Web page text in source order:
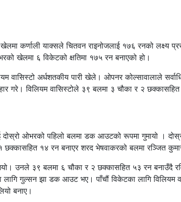
खेलमा कर्णाली याक्सले चितवन राइनोजलाई १७६ रनको लक्ष्य
खेलमा ६ विकेटको क्षतिमा १७५ रन बनाएको हो।
वासिस्टो अर्धशतकीय पारी खेले। ओपनर कोल्सावालाले
विलियम वासिस्टोले ३९ बलमा ३ चौका र २ छक्कासहित
दोस्रो ओभरको पहिलो बलमा डक आउटको रूपमा गुमायो ।
१४ रन बनाएर शरद भेषवाकरको बलमा रञ्जित
उनले ३९ बलमा ६ चौका र २ छक्कासहित ५३ रन बनाउँदै
लागि गुल्सन झा डक आउट भए। पाँचौं विकेटका लागि विलियम
बनाए।